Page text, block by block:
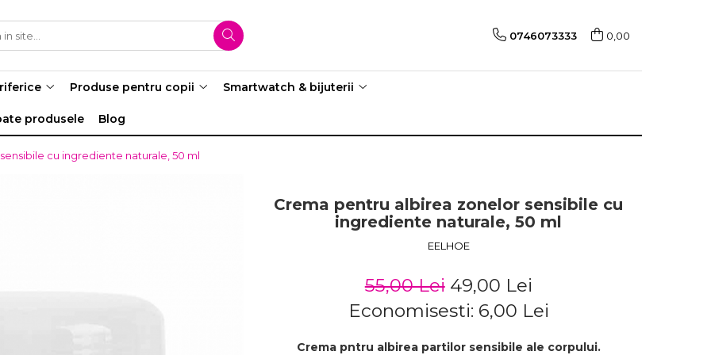
0746073333 0,00
Produse pentru copii Smartwatch & bijuterii
produsele Blog
cu ingrediente naturale, 50 ml
Crema pentru albirea zonelor sensibile cu
ingrediente naturale, 50 ml
EELHOE
55,00 Lei 49,00 Lei
Economisesti: 6,00 Lei
Crema pntru albirea partilor sensibile ale corpului.